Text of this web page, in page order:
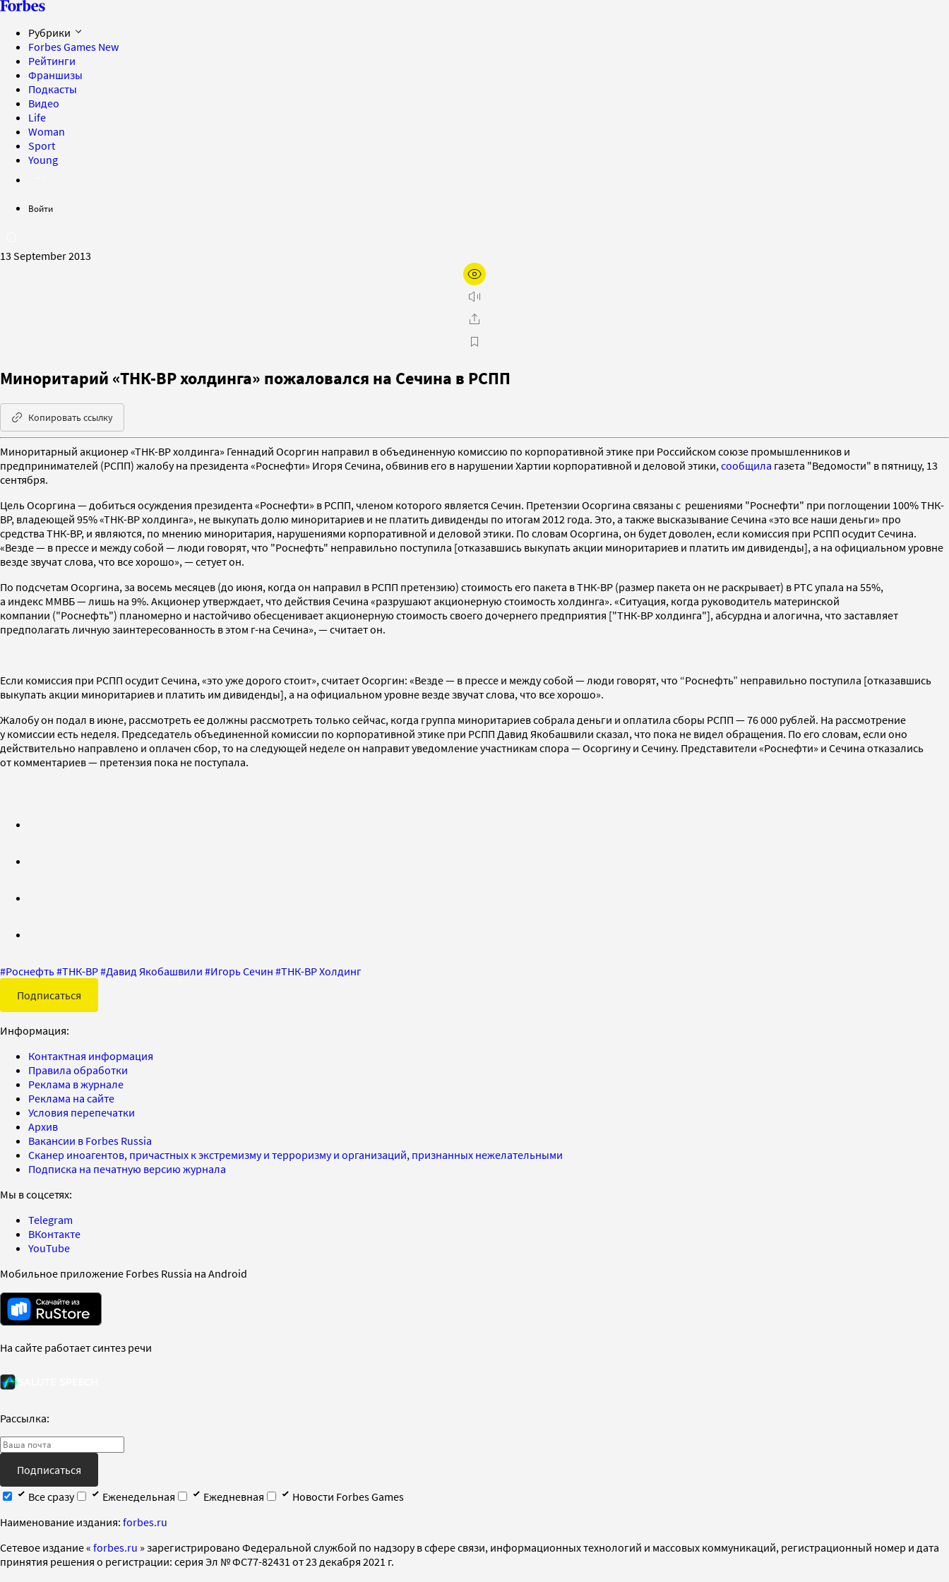
Рубрики
Forbes Games New
Рейтинги
Франшизы
Подкасты
Видео
Life
Woman
Sport
Young
Войти
13 September 2013
Миноритарий «ТНК-BP холдинга» пожаловался на Сечина в РСПП
Копировать ссылку
Миноритарный акционер «ТНК-BP холдинга» Геннадий Осоргин направил в объединенную комиссию по корпоративной этике при Российском союзе промышленников и
предпринимателей (РСПП) жалобу на президента «Роснефти» Игоря Сечина, обвинив его в нарушении Хартии корпоративной и деловой этики, сообщила газета "Ведомости" в пятницу, 13
сентября.
Цель Осоргина — добиться осуждения президента «Роснефти» в РСПП, членом которого является Сечин. Претензии Осоргина связаны с решениями "Роснефти" при поглощении 100% ТНК-
BP, владеющей 95% «ТНК-BP холдинга», не выкупать долю миноритариев и не платить дивиденды по итогам 2012 года. Это, а также высказывание Сечина «это все наши деньги» про
средства ТНК-BP, и являются, по мнению миноритария, нарушениями корпоративной и деловой этики. По словам Осоргина, он будет доволен, если комиссия при РСПП осудит Сечина.
«Везде — в прессе и между собой — люди говорят, что "Роснефть" неправильно поступила [отказавшись выкупать акции миноритариев и платить им дивиденды], а на официальном уровне
везде звучат слова, что все хорошо», — сетует он.
По подсчетам Осоргина, за восемь месяцев (до июня, когда он направил в РСПП претензию) стоимость его пакета в ТНК-BP (размер пакета он не раскрывает) в РТС упала на 55%,
а индекс ММВБ — лишь на 9%. Акционер утверждает, что действия Сечина «разрушают акционерную стоимость холдинга». «Ситуация, когда руководитель материнской
компании ("Роснефть") планомерно и настойчиво обесценивает акционерную стоимость своего дочернего предприятия ["ТНК-BP холдинга"], абсурдна и алогична, что заставляет
предполагать личную заинтересованность в этом г-на Сечина», — считает он.
Если комиссия при РСПП осудит Сечина, «это уже дорого стоит», считает Осоргин: «Везде — в прессе и между собой — люди говорят, что “Роснефть” неправильно поступила [отказавшись
выкупать акции миноритариев и платить им дивиденды], а на официальном уровне везде звучат слова, что все хорошо».
Жалобу он подал в июне, рассмотреть ее должны рассмотреть только сейчас, когда группа миноритариев собрала деньги и оплатила сборы РСПП — 76 000 рублей. На рассмотрение
у комиссии есть неделя. Председатель объединенной комиссии по корпоративной этике при РСПП Давид Якобашвили сказал, что пока не видел обращения. По его словам, если оно
действительно направлено и оплачен сбор, то на следующей неделе он направит уведомление участникам спора — Осоргину и Сечину. Представители «Роснефти» и Сечина отказались
от комментариев — претензия пока не поступала.
#Роснефть#ТНК-BP#Давид Якобашвили #Игорь Сечин #ТНК-BP Холдинг
Подписаться
Информация:
Контактная информация
Правила обработки
Реклама в журнале
Реклама на сайте
Условия перепечатки
Архив
Вакансии в Forbes Russia
Сканер иноагентов, причастных к экстремизму и терроризму и организаций, признанных нежелательными
Подписка на печатную версию журнала
Мы в соцсетях:
Telegram
ВКонтакте
YouTube
Мобильное приложение Forbes Russia на Android
На сайте работает синтез речи
Рассылка:
Подписаться
Все сразу
Еженедельная Ежедневная
Новости Forbes Games
Наименование издания: forbes.ru
Cетевое издание « forbes.ru » зарегистрировано Федеральной службой по надзору в сфере связи, информационных технологий и массовых коммуникаций, регистрационный номер и дата
принятия решения о регистрации: серия Эл № ФС77-82431 от 23 декабря 2021 г.